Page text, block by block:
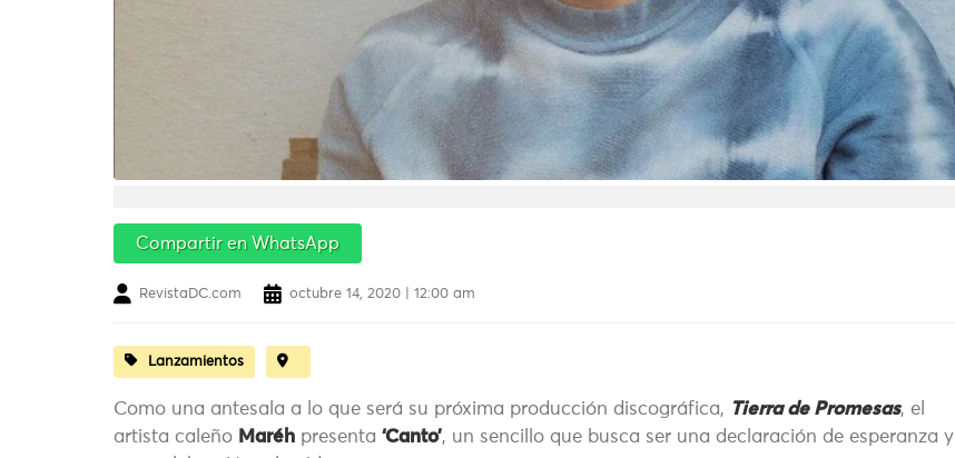
Compartir en WhatsApp
RevistaDC.com octubre 14, 2020 | 12:00 am
Lanzamientos
Como una antesala a lo que será su próxima producción discográfica, Tierra de Promesas, el
artista caleño Maréh presenta ‘Canto’, un sencillo que busca ser una declaración de esperanza y